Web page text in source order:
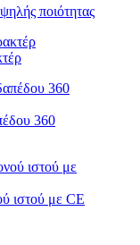
ποιότητας
360
ιστού με CE